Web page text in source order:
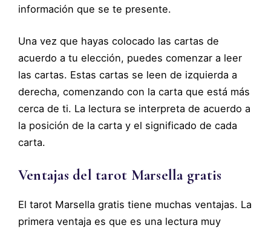
información que se te presente.
Una vez que hayas colocado las cartas de
acuerdo a tu elección, puedes comenzar a leer
las cartas. Estas cartas se leen de izquierda a
derecha, comenzando con la carta que está más
cerca de ti. La lectura se interpreta de acuerdo a
la posición de la carta y el significado de cada
carta.
Ventajas del tarot Marsella gratis
El tarot Marsella gratis tiene muchas ventajas. La
primera ventaja es que es una lectura muy